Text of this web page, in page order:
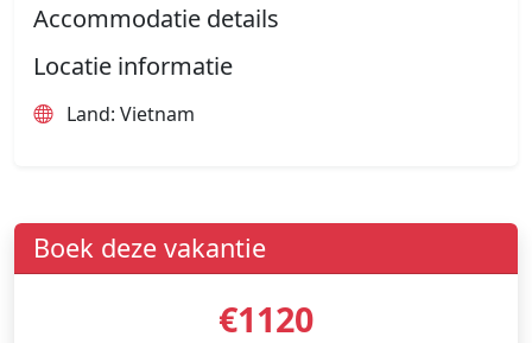
Accommodatie details
Locatie informatie
Land: Vietnam
Boek deze vakantie
€1120